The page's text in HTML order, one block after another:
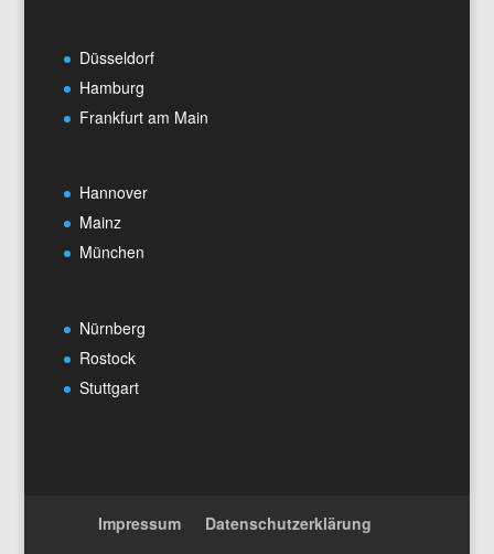
Düsseldorf
Hamburg
Frankfurt am Main
Hannover
Mainz
München
Nürnberg
Rostock
Stuttgart
Impressum Datenschutzerklärung